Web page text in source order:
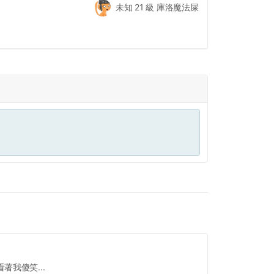
未知 21 級 庫洛魔法屎
著我傻笑...